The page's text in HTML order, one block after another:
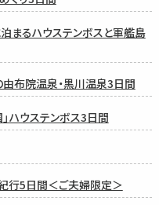
まるハウステンボスと軍艦島
布院温泉・黒川温泉3日間
ハウステンボス3日間
行5日間＜ご夫婦限定＞